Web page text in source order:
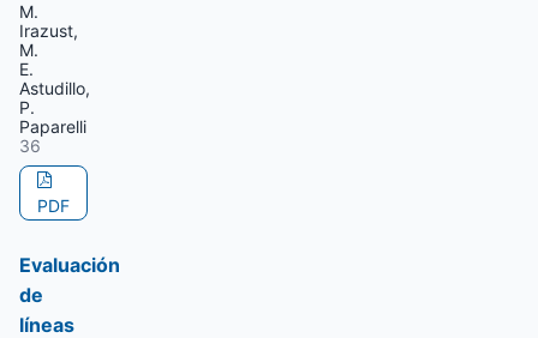
M.
Irazust,
M.
E.
Astudillo,
P.
Paparelli
36
PDF
Evaluación
de
líneas